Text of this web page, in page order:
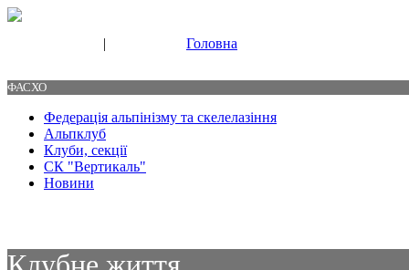
| Головна
ФАСХО
Федерація альпінізму та скелелазіння
Альпклуб
Клуби, секції
СК "Вертикаль"
Новини